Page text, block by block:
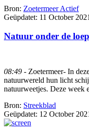
Bron: Zoetermeer Actief
Geüpdatet: 11 October
Natuur onder de loep
08:49 - Zoetermeer- In
natuurwereld hun licht
natuurweetjes. Deze week
Bron: Streekblad
Geüpdatet: 12 October